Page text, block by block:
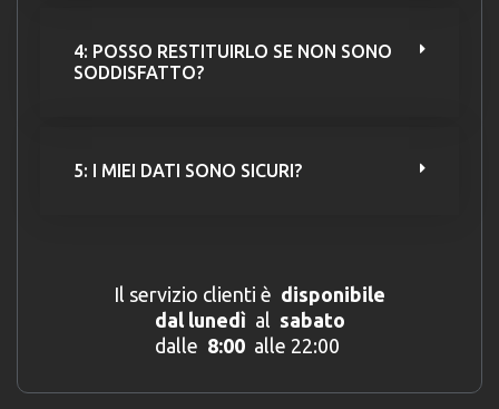
4: POSSO RESTITUIRLO SE NON SONO
SODDISFATTO?
5: I MIEI DATI SONO SICURI?
Il servizio clienti è disponibile
dal lunedì al sabato
dalle 8:00 alle 22:00